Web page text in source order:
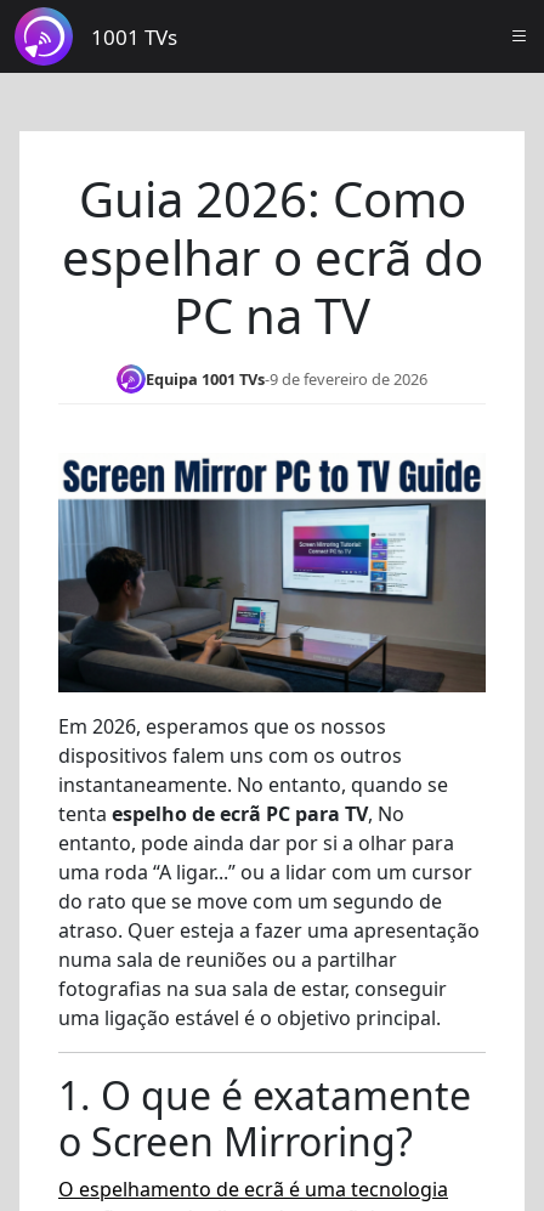
1001 TVs
Guia 2026: Como
espelhar o ecrã do
PC na TV
Equipa 1001 TVs-9 de fevereiro de 2026
Em 2026, esperamos que os nossos
dispositivos falem uns com os outros
instantaneamente. No entanto, quando se
tenta espelho de ecrã PC para TV, No
entanto, pode ainda dar por si a olhar para
uma roda “A ligar...” ou a lidar com um cursor
do rato que se move com um segundo de
atraso. Quer esteja a fazer uma apresentação
numa sala de reuniões ou a partilhar
fotografias na sua sala de estar, conseguir
uma ligação estável é o objetivo principal.
1. O que é exatamente
o Screen Mirroring?
O espelhamento de ecrã é uma tecnologia